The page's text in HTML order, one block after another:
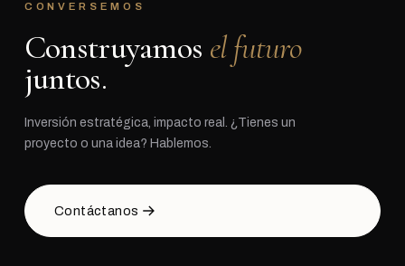
CONVERSEMOS
Construyamos el futuro
juntos.
Inversión estratégica, impacto real. ¿Tienes un
proyecto o una idea? Hablemos.
Contáctanos